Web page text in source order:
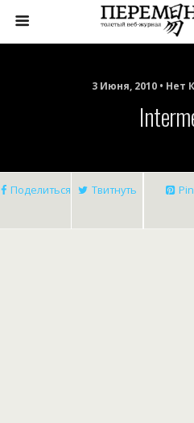
3 Июня, 2010 •
Поделиться Твитнуть Pin